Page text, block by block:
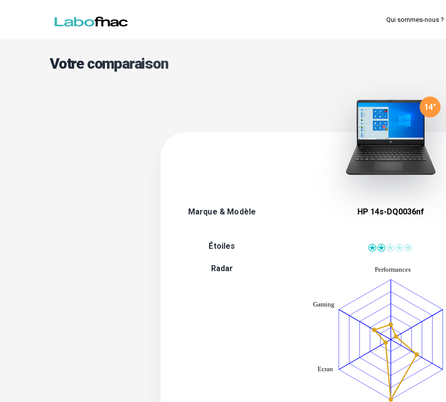
Qui sommes-nous ?
Votre comparaison
Marque & Modèle
14"
HP 14s-DQ0036nf
Étoiles
Radar